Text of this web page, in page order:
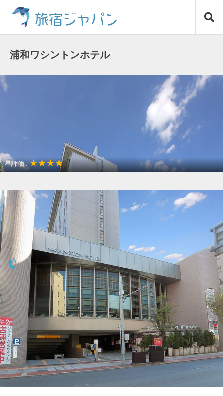
ス
キ
旅宿ジャパン
浦和ワシントンホテル
星評価 :★★★★
アクセスが良い
〒330-006
埼玉県 さいたま市浦和区高砂2-1-19
048-825-4001